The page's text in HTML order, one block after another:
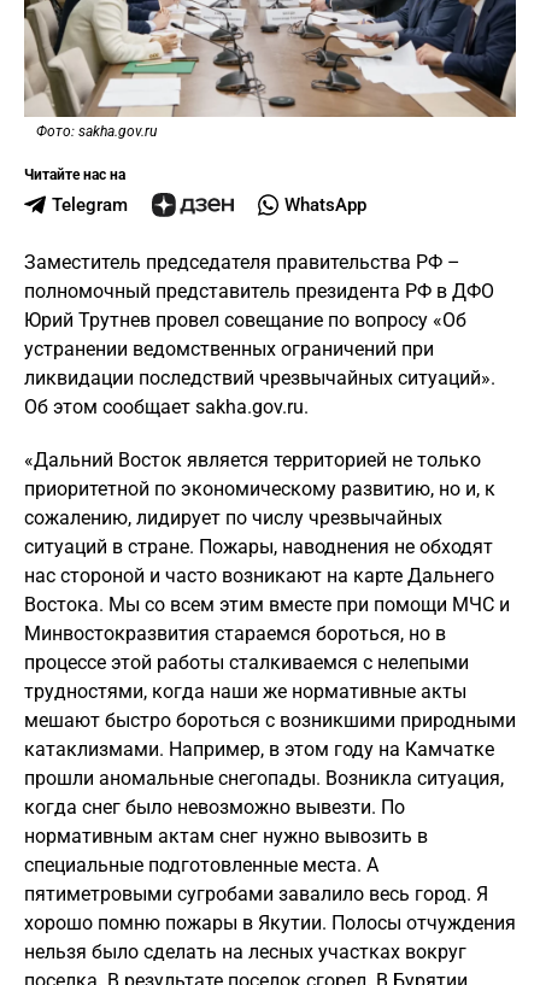
Фото: sakha.gov.ru
Читайте нас на
Telegram WhatsApp
Заместитель председателя правительства РФ –
полномочный представитель президента РФ в ДФО
Юрий Трутнев провел совещание по вопросу «Об
устранении ведомственных ограничений при
ликвидации последствий чрезвычайных ситуаций».
Об этом сообщает sakha.gov.ru.
«Дальний Восток является территорией не только
приоритетной по экономическому развитию, но и, к
сожалению, лидирует по числу чрезвычайных
ситуаций в стране. Пожары, наводнения не обходят
нас стороной и часто возникают на карте Дальнего
Востока. Мы со всем этим вместе при помощи МЧС и
Минвостокразвития стараемся бороться, но в
процессе этой работы сталкиваемся с нелепыми
трудностями, когда наши же нормативные акты
мешают быстро бороться с возникшими природными
катаклизмами. Например, в этом году на Камчатке
прошли аномальные снегопады. Возникла ситуация,
когда снег было невозможно вывезти. По
нормативным актам снег нужно вывозить в
специальные подготовленные места. А
пятиметровыми сугробами завалило весь город. Я
хорошо помню пожары в Якутии. Полосы отчуждения
нельзя было сделать на лесных участках вокруг